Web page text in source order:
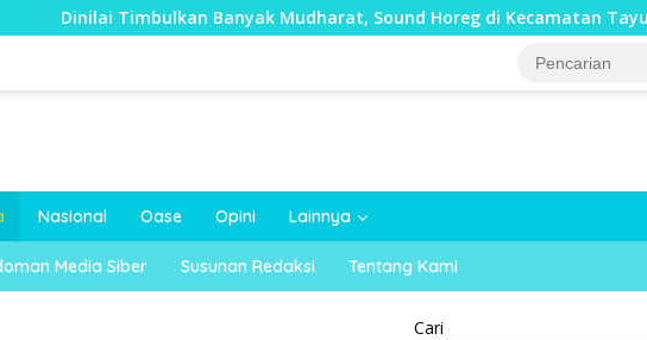
Timbulkan Banyak Mudharat, Sound Horeg di Kecamatan Tayu Dilarang
Nasional Oase Opini Lainnya
Media Siber Susunan Redaksi Tentang Kami
Cari